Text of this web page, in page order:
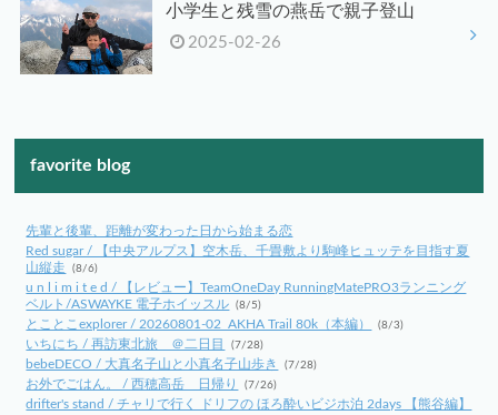
小学生と残雪の燕岳で親子登山
2025-02-26
favorite blog
先輩と後輩、距離が変わった日から始まる恋
Red sugar / 【中央アルプス】空木岳、千畳敷より駒峰ヒュッテを目指す夏
山縦走
(8/6)
u n l i m i t e d / 【レビュー】TeamOneDay RunningMatePRO3ランニング
ベルト/ASWAYKE 電子ホイッスル (8/5)
とことこexplorer / 20260801-02_AKHA Trail 80k（本編） (8/3)
いちにち / 再訪東北旅 ＠二日目 (7/28)
bebeDECO / 大真名子山と小真名子山歩き (7/28)
お外でごはん。 / 西穂高岳 日帰り (7/26)
drifter's stand / チャリで行く ドリフの ほろ酔いビジホ泊 2days 【熊谷編】